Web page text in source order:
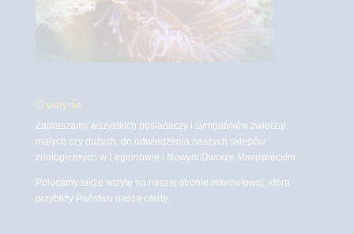
O witrynie
Zapraszamy wszystkich posiadaczy i sympatyków zwierząt
małych czy dużych, do odwiedzenia naszych sklepów
zoologicznych w Legionowie i Nowym Dworze Mazowieckim
Polecamy także wizytę na naszej stronie internetowej, która
przybliży Państwu naszą ofertę.